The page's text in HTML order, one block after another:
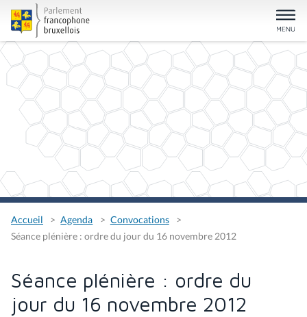
Accueil Agenda
Convocations
Séance plénière : ordre du jour du 16 novembre 2012
Séance plénière : ordre du
jour du 16 novembre 2012